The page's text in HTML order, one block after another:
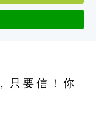
只 要 信 ！ 你